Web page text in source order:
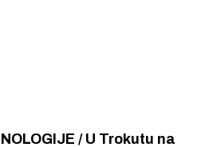
/ U Trokutu na